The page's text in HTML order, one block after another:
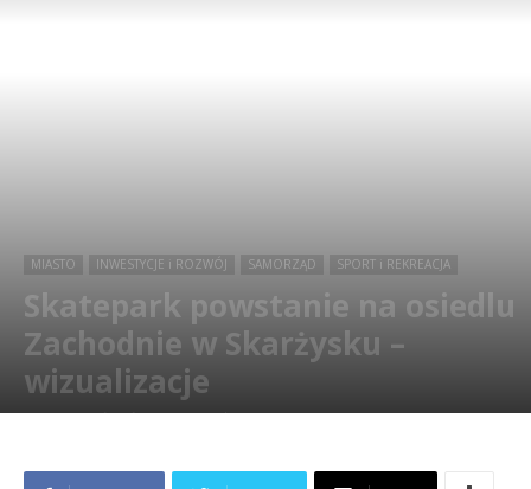
MIASTO INWESTYCJE i ROZWÓJ SAMORZĄD SPORT i REKREACJA
Skatepark powstanie na osiedlu
Zachodnie w Skarżysku –
wizualizacje
Przez Paweł Wełpa - 24 września 2018 6268